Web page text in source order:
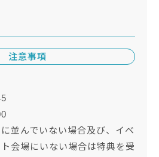
注意事項
並んでいない場合及び、イベ
会場にいない場合は特典を受